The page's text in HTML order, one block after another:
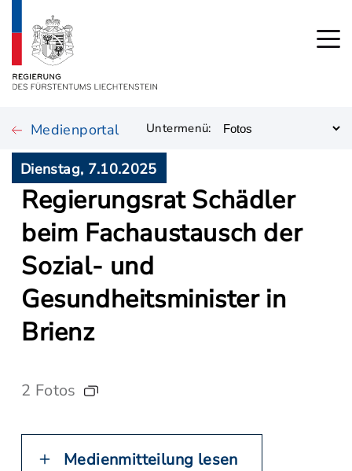
Medienportal Untermenü:
Dienstag, 7.10.2025
Regierungsrat Schädler
beim Fachaustausch der
Sozial- und
Gesundheitsminister in
Brienz
2 Fotos
Medienmitteilung lesen